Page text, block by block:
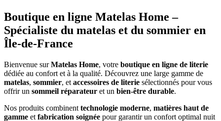
Boutique en ligne Matelas Home –
Spécialiste du matelas et du sommier en
Île-de-France
Bienvenue surMatelas Home, votre boutique en ligne de literie
dédiée au confort et à la qualité. Découvrez une large gamme de
matelas, sommier, et accessoires de literie sélectionnés pour vous
offrir un sommeil réparateur et un bien-être durable.
Nos produits combinent technologie moderne, matières haut de
gamme et fabrication soignée pour garantir un confort optimal nuit